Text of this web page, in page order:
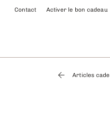
Contact Activer le bon cadeau
Articles